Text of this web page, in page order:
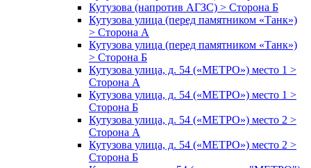
Кутузова (напротив АГЗС) > Сторона Б
Кутузова улица (перед памятником «Танк»)
> Сторона А
Кутузова улица (перед памятником «Танк»)
> Сторона Б
Кутузова улица, д. 54 («МЕТРО») место 1 >
Сторона А
Кутузова улица, д. 54 («МЕТРО») место 1 >
Сторона Б
Кутузова улица, д. 54 («МЕТРО») место 2 >
Сторона А
Кутузова улица, д. 54 («МЕТРО») место 2 >
Сторона Б